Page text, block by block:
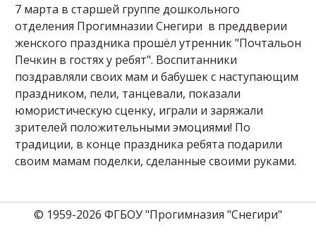
7 марта в старшей группе дошкольного
отделения Прогимназии Снегири в преддверии
женского праздника прошёл утренник "Почтальон
Печкин в гостях у ребят". Воспитанники
поздравляли своих мам и бабушек с наступающим
праздником, пели, танцевали, показали
юмористическую сценку, играли и заряжали
зрителей положительными эмоциями! По
традиции, в конце праздника ребята подарили
своим мамам поделки, сделанные своими руками.
© 1959-2026 ФГБОУ "Прогимназия "Снегири"